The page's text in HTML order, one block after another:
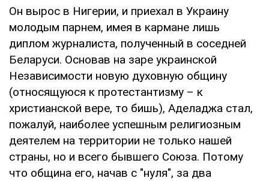
Он вырос в Нигерии, и приехал в Украину
молодым парнем, имея в кармане лишь
диплом журналиста, полученный в соседней
Беларуси. Основав на заре украинской
Независимости новую духовную общину
(относящуюся к протестантизму – к
христианской вере, то бишь), Аделаджа стал,
пожалуй, наиболее успешным религиозным
деятелем на территории не только нашей
страны, но и всего бывшего Союза. Потому
что община его, начав с "нуля", за два